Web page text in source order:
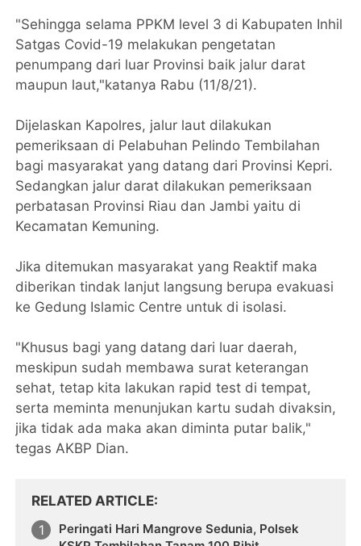
"Sehingga selama PPKM level 3 di Kabupaten Inhil
Satgas Covid-19 melakukan pengetatan
penumpang dari luar Provinsi baik jalur darat
maupun laut,"katanya Rabu (11/8/21).
Dijelaskan Kapolres, jalur laut dilakukan
pemeriksaan di Pelabuhan Pelindo Tembilahan
bagi masyarakat yang datang dari Provinsi Kepri.
Sedangkan jalur darat dilakukan pemeriksaan
perbatasan Provinsi Riau dan Jambi yaitu di
Kecamatan Kemuning.
Jika ditemukan masyarakat yang Reaktif maka
diberikan tindak lanjut langsung berupa evakuasi
ke Gedung Islamic Centre untuk di isolasi.
"Khusus bagi yang datang dari luar daerah,
meskipun sudah membawa surat keterangan
sehat, tetap kita lakukan rapid test di tempat,
serta meminta menunjukan kartu sudah divaksin,
jika tidak ada maka akan diminta putar balik,"
tegas AKBP Dian.
RELATED ARTICLE
Peringati Hari Mangrove Sedunia, Polsek